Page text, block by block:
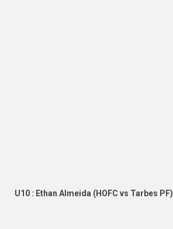
U10 : Ethan Almeida (HOFC vs Tarbes PF)